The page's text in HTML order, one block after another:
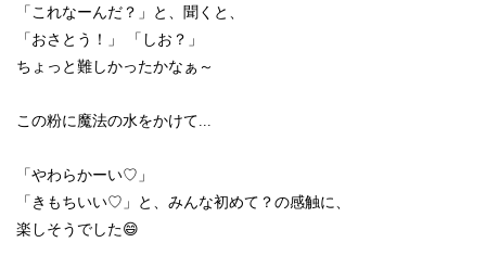
「これなーんだ？」と、聞くと、
「おさとう！」 「しお？」
ちょっと難しかったかなぁ～
この粉に魔法の水をかけて...
「やわらかーい♡」
「きもちいい♡」と、みんな初めて？の感触に、
楽しそうでした😄